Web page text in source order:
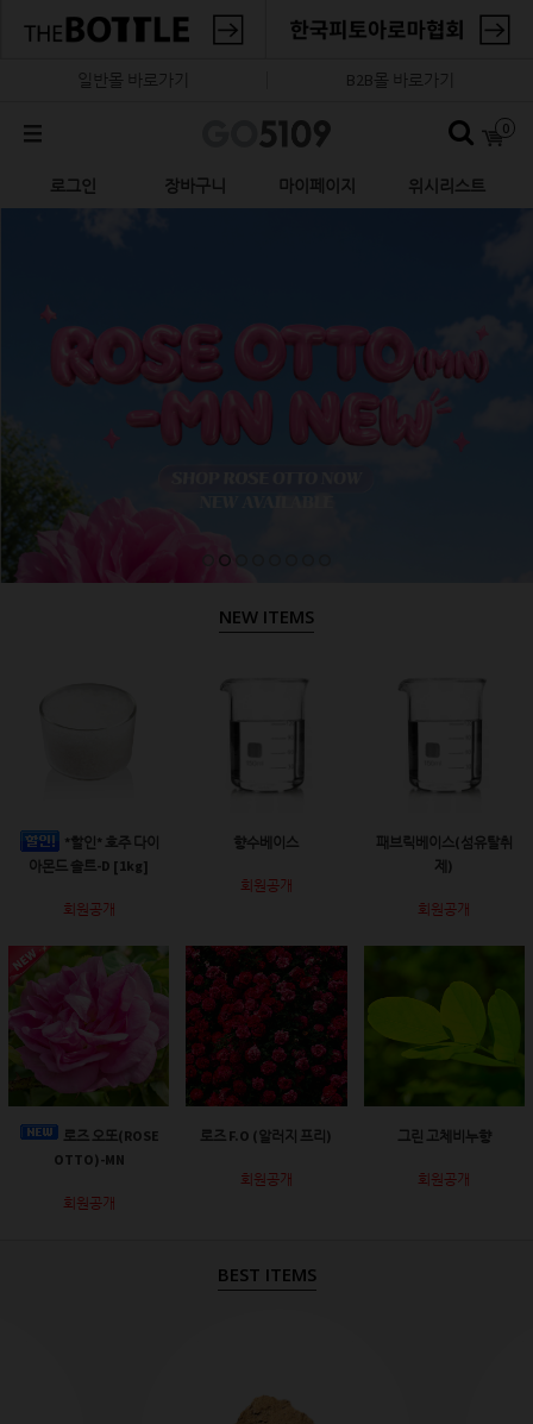
일반몰 바로가기 B2B몰 바로가기
0
로그인 장바구니 마이페이지 위시리스트
NEW ITEMS
*할인* 호주 다이
아몬드 솔트-D [1kg]
회원공개
향수베이스
회원공개
패브릭베이스(섬유탈취
제)
회원공개
로즈 오또(ROSE
OTTO)-MN
회원공개
로즈 F.O (알러지 프리)
회원공개
그린 고체비누향
회원공개
BEST ITEMS